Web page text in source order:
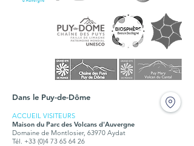
Dans le Puy-de-Dôme
ACCUEIL VISITEURS
Maison du Parc des Volcans d'Auvergne
Domaine de Montlosier, 63970 Aydat
Tél. +33 (0)4 73 65 64 26